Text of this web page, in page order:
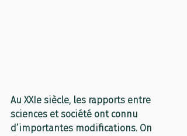
Au XXIe siècle, les rapports entre
sciences et société ont connu
d’importantes modifications. On